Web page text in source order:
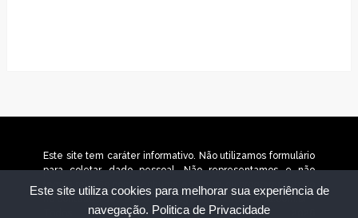
Este site utiliza cookies para melhorar sua experiência de
navegação. Politica de Privacidade
Este site tem caráter informativo. Não utilizamos formulário
para coletar dado pessoal. Não representamos e não
temos relação com nenhuma empresa ou programa citado
no conteúdo deste site. © 2025 portaldaeducativa.com.br –
Todos os direitos reservados. © 2026